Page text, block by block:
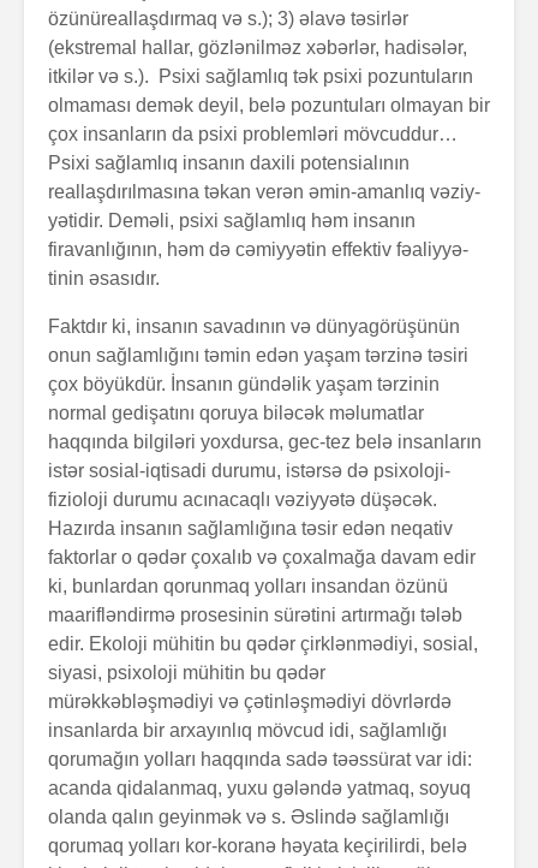
özünüreallaşdır­maq və s.); 3) əlavə təsirlər
(ekstremal hallar, gözlə­nilməz xəbərlər, hadisələr,
itkilər və s.). Psixi sağlamlıq tək psixi pozuntuların
olmaması demək deyil, belə po­zuntuları olmayan bir
çox insanların da psixi prob­lemləri mövcuddur…
Psixi sağlamlıq insanın daxili potensialının
reallaşdırılmasına təkan ve­rən əmin-amanlıq vəziy­
yə­tidir. Deməli, psixi sağlam­lıq həm insa­nın
firavanlığının, həm də cəmiyyətin effektiv fəaliyyə­
tinin əsasıdır.
Faktdır ki, insanın savadının və dünyagörüşünün
onu­n sağlamlığını təmin edən yaşam tərzinə təsiri
çox bö­yük­dür. İnsanın gündəlik yaşam tərzinin
normal gedi­şatını qoruya biləcək məlumatlar
haqqında bilgiləri yox­dursa, gec-tez belə insanların
istər sosial-iqtisadi duru­mu, istərsə də psixoloji-
fizioloji durumu acınacaqlı vəziyyətə düşəcək.
Hazırda insanın sağlamlığına təsir edən neqativ
faktorlar o qədər çoxalıb və çoxalmağa davam edir
ki, bunlardan qorunmaq yolları insandan özünü
maariflən­dirmə prosesinin sürətini artırmağı tələb
edir. Ekoloji mühitin bu qədər çirklənmədiyi, sosial,
siyasi, psixoloji mühitin bu qədər
mürəkkəbləşmədiyi və çətinləşmədiyi dövrlərdə
insanlarda bir arxayınlıq mövcud idi, sağlam­lığı
qorumağın yolları haqqında sadə təəssürat var idi:
acanda qidalanmaq, yuxu gələndə yatmaq, soyuq
olanda qalın geyinmək və s. Əslində sağlamlığı
qorumaq yolları kor-koranə həyata keçirilirdi, belə